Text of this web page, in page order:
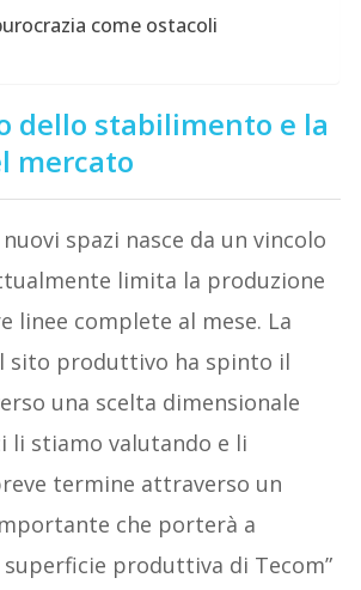
come ostacoli
dello stabilimento e la
mercato
spazi nasce da un vincolo
limita la produzione
linee complete al mese. La
sito produttivo ha spinto il
una scelta dimensionale
li stiamo valutando e li
termine attraverso un
che porterà a
produttiva di Tecom”